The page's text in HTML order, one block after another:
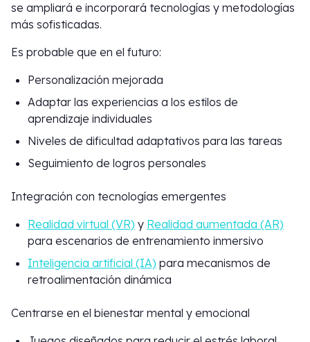
se ampliará e incorporará tecnologías y metodologías
más sofisticadas.
Es probable que en el futuro:
Personalización mejorada
Adaptar las experiencias a los estilos de
aprendizaje individuales
Niveles de dificultad adaptativos para las tareas
Seguimiento de logros personales
Integración con tecnologías emergentes
Realidad virtual (VR) y Realidad aumentada (AR)
para escenarios de entrenamiento inmersivo
Inteligencia artificial (IA) para mecanismos de
retroalimentación dinámica
Centrarse en el bienestar mental y emocional